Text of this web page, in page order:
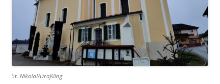
St. Nikolai/Draßling